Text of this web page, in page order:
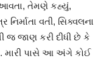
તેમણે કહ્યું,
વતી, સિક્વલના
જ જાણ કરી દીધી છે કે
મારી પાસે આ અંગે કોઈ